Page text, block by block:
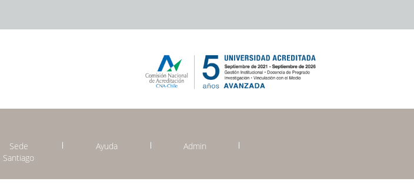
Sede
Santiago
Ayuda Admin